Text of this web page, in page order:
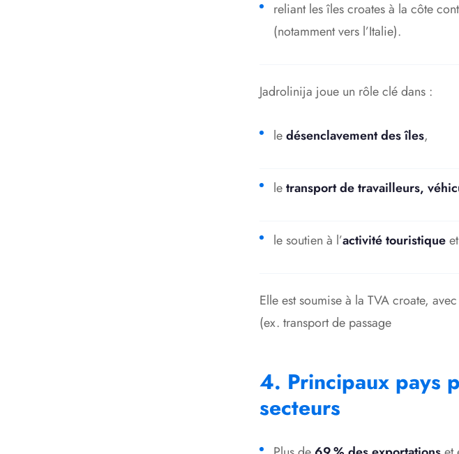
reliant les îles croates à la côte
(notamment vers l’Italie).
Jadrolinija joue un rôle clé dans :
ledésenclavement des îles,
letransport de travailleurs,
le soutien à l’activité touristique
Elle est soumise à la TVA croate,
(ex. transport de passage
4. Principaux pays
secteurs